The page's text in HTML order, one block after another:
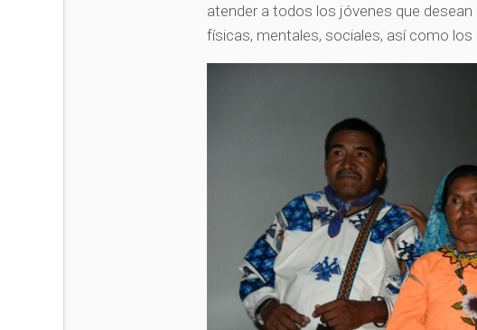
atender a todos los jóvenes que
físicas, mentales, sociales, así como